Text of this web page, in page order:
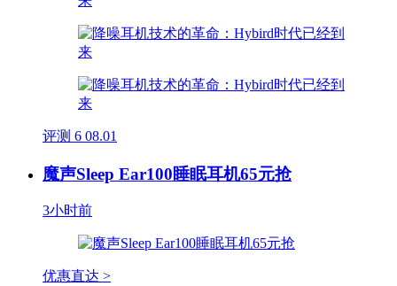
评测 6 08.01
魔声Sleep Ear100睡眠耳机65元抢
3小时前
优惠直达 >